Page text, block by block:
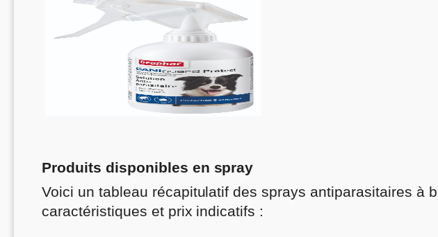
Produits disponibles en spray
Voici un tableau récapitulatif des sprays antiparasitaires à
caractéristiques et prix indicatifs :